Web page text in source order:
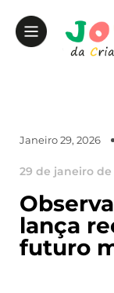
Janeiro 29, 2026
29 de janeiro de
lança
futuro